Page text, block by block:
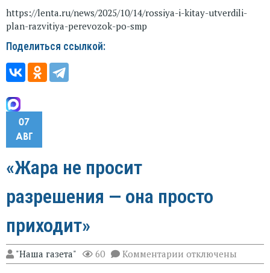
https://lenta.ru/news/2025/10/14/rossiya-i-kitay-utverdili-
plan-razvitiya-perevozok-po-smp
Поделиться ссылкой:
07
АВГ
«Жара не просит
разрешения — она просто
приходит»
"Наша газета" 60 Комментарии к
записи
отключены